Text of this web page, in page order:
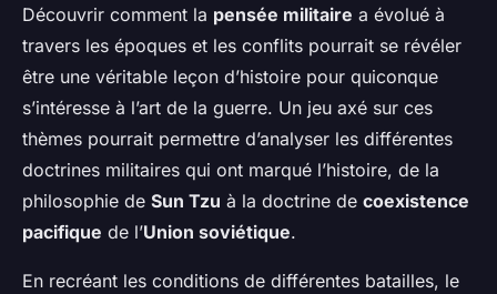
Découvrir comment la pensée militaire a évolué à
travers les époques et les conflits pourrait se révéler
être une véritable leçon d’histoire pour quiconque
s’intéresse à l’art de la guerre. Un jeu axé sur ces
thèmes pourrait permettre d’analyser les différentes
doctrines militaires qui ont marqué l’histoire, de la
philosophie de Sun Tzu à la doctrine de coexistence
pacifique de l’Union soviétique.
En recréant les conditions de différentes batailles, le